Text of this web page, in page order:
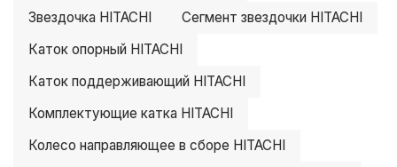
Звездочка HITACHI
Сегмент звездочки HITACHI
Каток опорный HITACHI
Каток поддерживающий HITACHI
Комплектующие катка HITACHI
Колесо направляющее в сборе HITACHI